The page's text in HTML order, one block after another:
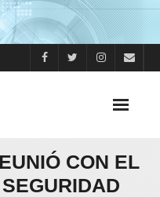
CON EL